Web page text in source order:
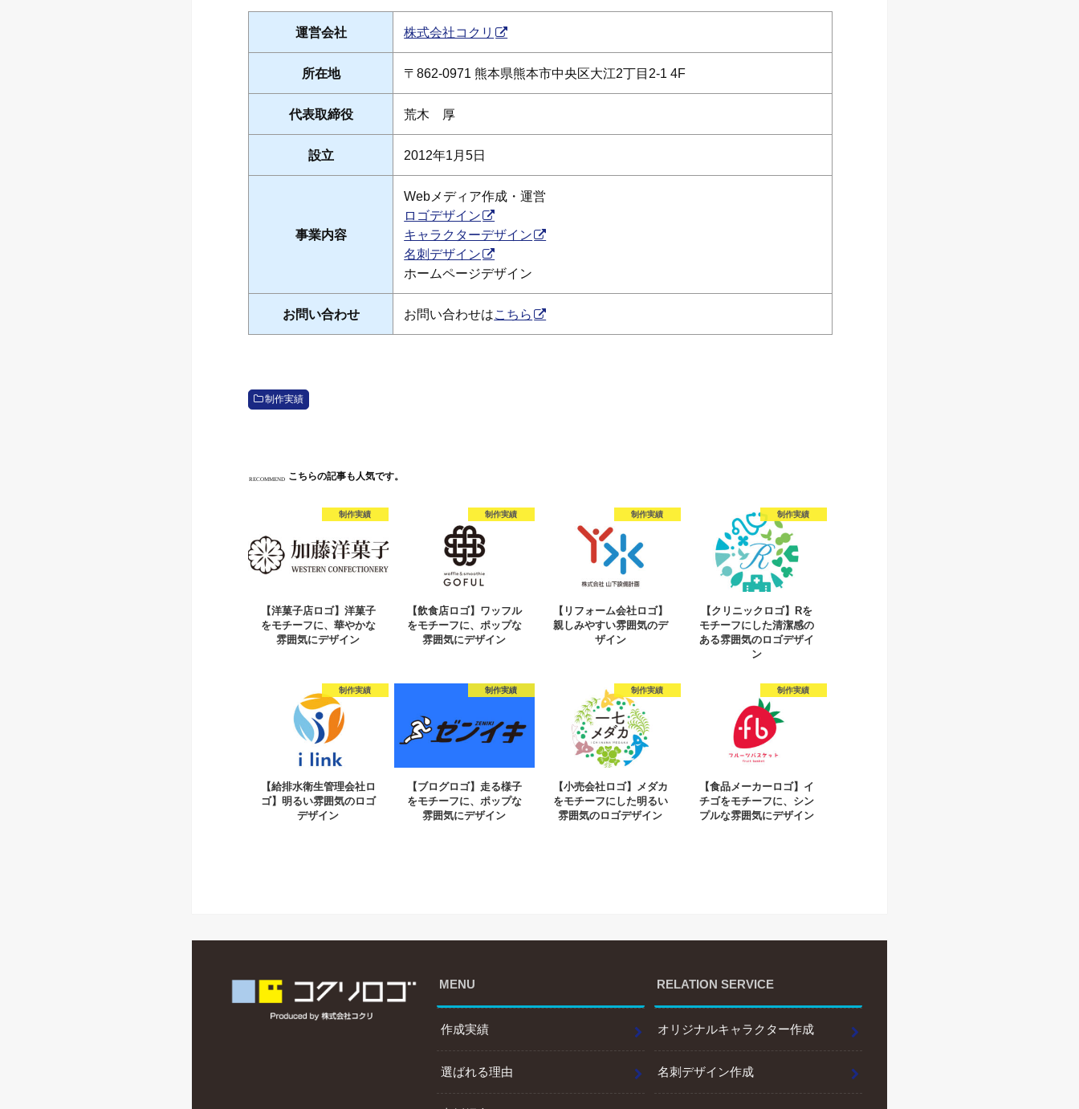
運営会社 株式会社コクリ
所在地 〒862-0971 熊本県熊本市中央区大江2丁目2-1 4F
代表取締役 荒木 厚
設立 2012年1月5日
事業内容
Webメディア作成・運営
ロゴデザイン
キャラクターデザイン
名刺デザイン
ホームページデザイン
お問い合わせ お問い合わせはこちら
制作実績
RECOMMEND こちらの記事も人気です。
制作実績
【洋菓子店ロゴ】洋菓子
をモチーフに、華やかな
雰囲気にデザイン
制作実績
【飲食店ロゴ】ワッフル
をモチーフに、ポップな
雰囲気にデザイン
制作実績
【リフォーム会社ロゴ】
親しみやすい雰囲気のデ
ザイン
制作実績
【クリニックロゴ】Rを
モチーフにした清潔感の
ある雰囲気のロゴデザイ
ン
制作実績
【給排水衛生管理会社ロ
ゴ】明るい雰囲気のロゴ
デザイン
制作実績
【ブログロゴ】走る様子
をモチーフに、ポップな
雰囲気にデザイン
制作実績
【小売会社ロゴ】メダカ
をモチーフにした明るい
雰囲気のロゴデザイン
制作実績
【食品メーカーロゴ】イ
チゴをモチーフに、シン
プルな雰囲気にデザイン
MENU
作成実績
選ばれる理由
RELATION SERVICE
オリジナルキャラクター作成
名刺デザイン作成